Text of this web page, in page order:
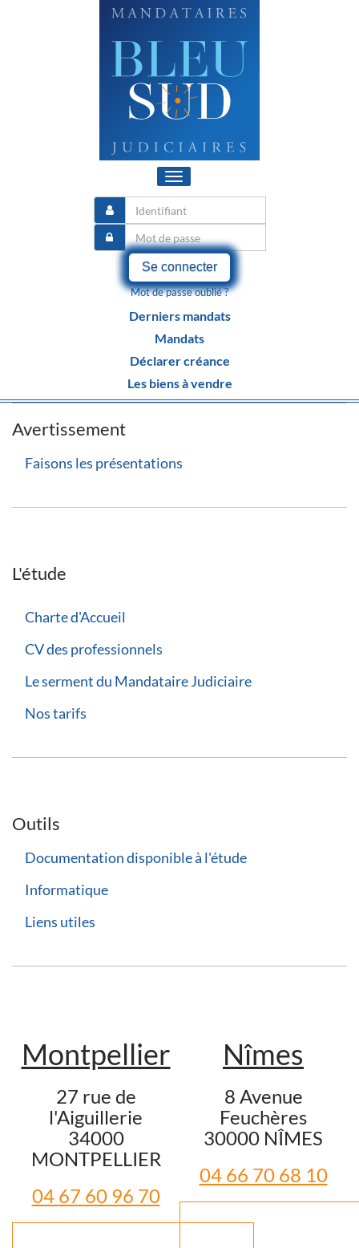
Toggle
navigation
Se connecter
Mot de passe oublié ?
Derniers mandats
Mandats
Déclarer créance
Les biens à vendre
Avertissement
Faisons les présentations
L'étude
Charte d'Accueil
CV des professionnels
Le serment du Mandataire Judiciaire
Nos tarifs
Outils
Documentation disponible à l'étude
Informatique
Liens utiles
Montpellier
27 rue de
l'Aiguillerie
34000
MONTPELLIER
04 67 60 96 70
Nîmes
8 Avenue
Feuchères
30000 NÎMES
04 66 70 68 10